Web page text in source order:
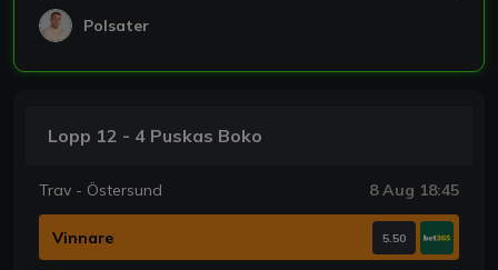
Polsater
Lopp 12 - 4 Puskas Boko
Trav - Östersund 8 Aug 18:45
Vinnare 5.50